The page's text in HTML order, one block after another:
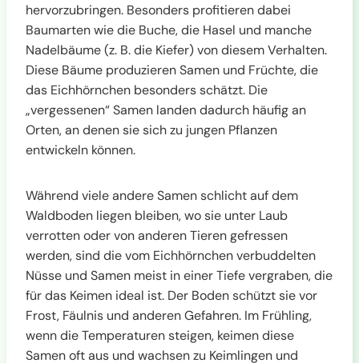
hervorzubringen. Besonders profitieren dabei
Baumarten wie die Buche, die Hasel und manche
Nadelbäume (z. B. die Kiefer) von diesem Verhalten.
Diese Bäume produzieren Samen und Früchte, die
das Eichhörnchen besonders schätzt. Die
„vergessenen“ Samen landen dadurch häufig an
Orten, an denen sie sich zu jungen Pflanzen
entwickeln können.
Während viele andere Samen schlicht auf dem
Waldboden liegen bleiben, wo sie unter Laub
verrotten oder von anderen Tieren gefressen
werden, sind die vom Eichhörnchen verbuddelten
Nüsse und Samen meist in einer Tiefe vergraben, die
für das Keimen ideal ist. Der Boden schützt sie vor
Frost, Fäulnis und anderen Gefahren. Im Frühling,
wenn die Temperaturen steigen, keimen diese
Samen oft aus und wachsen zu Keimlingen und